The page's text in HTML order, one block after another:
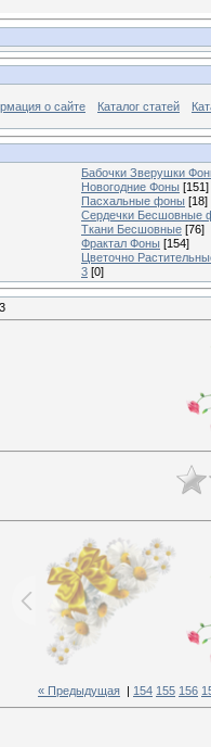
о сайте Каталог статей
Бабочки Зверушки
Новогодние Фоны [151]
Пасхальные фоны [18]
Сердечки Бесшовные
Ткани Бесшовные [76]
Фрактал Фоны [154]
Цветочно
3 [0]
« Предыдущая 154 155 156